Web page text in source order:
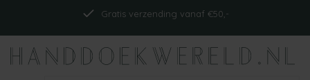
Gratis verzending vanaf €50,-